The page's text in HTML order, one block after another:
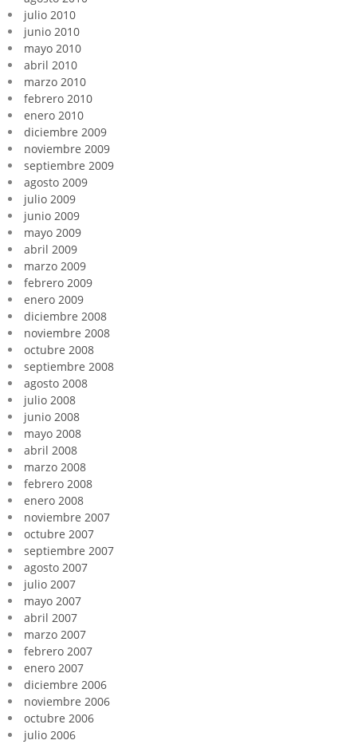
julio 2010
junio 2010
mayo 2010
abril 2010
marzo 2010
febrero 2010
enero 2010
diciembre 2009
noviembre 2009
septiembre 2009
agosto 2009
julio 2009
junio 2009
mayo 2009
abril 2009
marzo 2009
febrero 2009
enero 2009
diciembre 2008
noviembre 2008
octubre 2008
septiembre 2008
agosto 2008
julio 2008
junio 2008
mayo 2008
abril 2008
marzo 2008
febrero 2008
enero 2008
noviembre 2007
octubre 2007
septiembre 2007
agosto 2007
julio 2007
mayo 2007
abril 2007
marzo 2007
febrero 2007
enero 2007
diciembre 2006
noviembre 2006
octubre 2006
julio 2006